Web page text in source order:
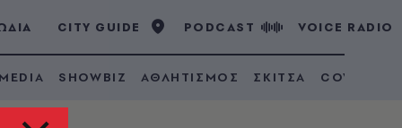
CITY GUIDE PODCAST VOICE RADIO
SHOWBIZ ΑΘΛΗΤΙΣΜΟΣ ΣΚΙΤΣΑ COVID 19